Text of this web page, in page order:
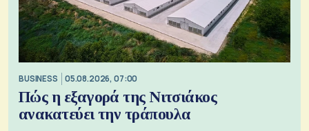
BUSINESS 05.08.2026, 07:00
Πώς η εξαγορά της Νιτσιάκος
ανακατεύει την τράπουλα